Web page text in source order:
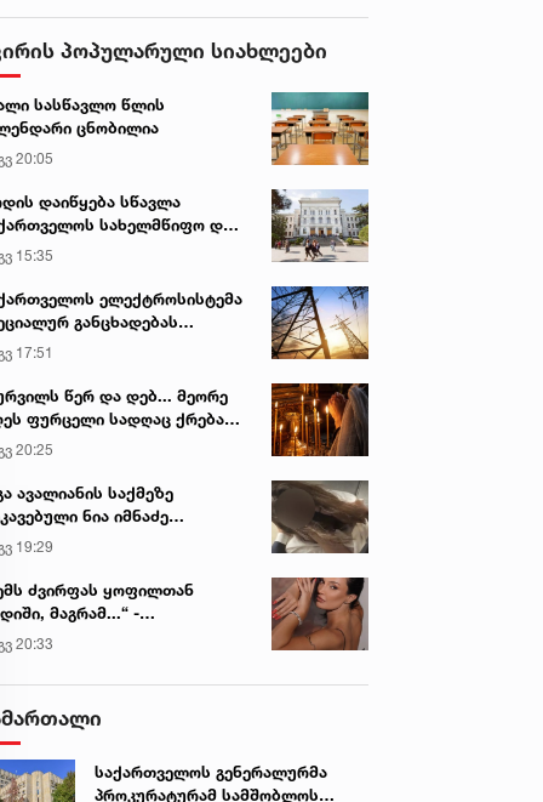
პოპულარული სიახლეები
სასწავლო წლის
ცნობილია
20:05
დაიწყება სწავლა
სახელმწიფო და
უნივერსიტეტებში
15:35
ელექტროსისტემა
განცხადებას
17:51
წერ და დებ... მეორე
ფურცელი სადღაც ქრება
სურვილი სრულდება...“ -
ტაძარი შიდა
20:25
ავალიანის საქმეზე
ნია იმნაძე
გადაჰყავთ
19:29
ძვირფას ყოფილთან
მაგრამ...“ -
პაიჭაძის
აღიარება
20:33
საქართველოს გენერალურმა
პროკურატურამ სამშობლოს